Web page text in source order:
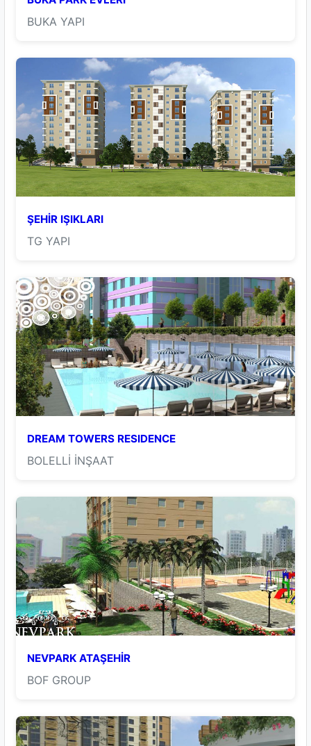
BUKA YAPI
ŞEHİR IŞIKLARI
TG YAPI
DREAM TOWERS RESIDENCE
BOLELLİ İNŞAAT
NEVPARK ATAŞEHİR
BOF GROUP